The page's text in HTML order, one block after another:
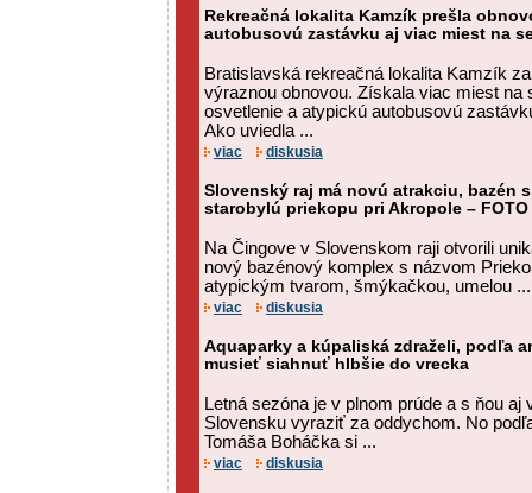
Rekreačná lokalita Kamzík prešla
autobusovú zastávku aj viac miest na
Bratislavská rekreačná lokalita Kamzík
výraznou obnovou. Získala viac miest na
osvetlenie a atypickú autobusovú
Ako uviedla ...
viac diskusia
Slovenský raj má novú atrakciu, bazén
starobylú priekopu pri Akropole – FOTO
Na Čingove v Slovenskom raji otvorili
nový bazénový komplex s názvom
atypickým tvarom, šmýkačkou, umelou ...
viac diskusia
Aquaparky a kúpaliská zdraželi, podľa
musieť siahnuť hlbšie do vrecka
Letná sezóna je v plnom prúde a s ňou aj
Slovensku vyraziť za oddychom. No
Tomáša Boháčka si ...
viac diskusia